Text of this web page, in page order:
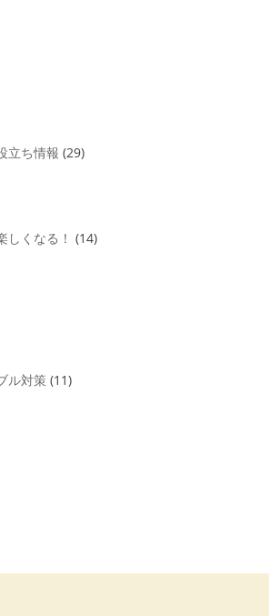
立ち情報 (29)
しくなる！ (14)
ル対策 (11)